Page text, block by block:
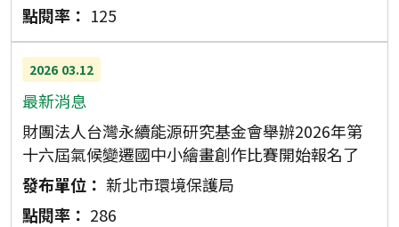
125
2026 03.12
最新消息
財團法人台灣永續能源研究基金會舉辦2026年第
十六屆氣候變遷國中小繪畫創作比賽開始報名了
新北市環境保護局
286